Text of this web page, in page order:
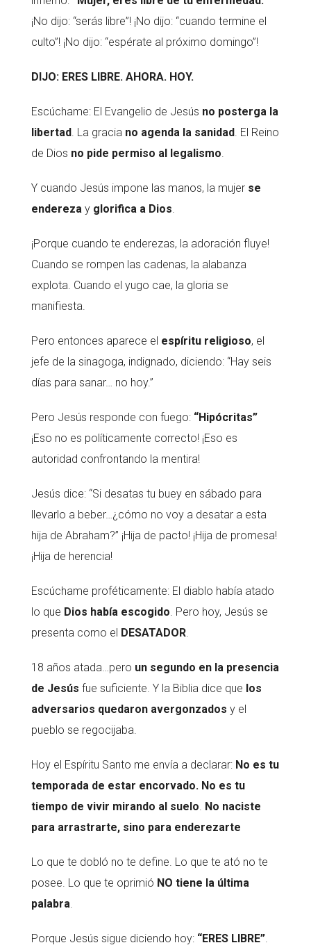
¡No dijo: “serás libre”! ¡No dijo: “cuando termine el
culto”! ¡No dijo: “espérate al próximo domingo”!
DIJO: ERES LIBRE. AHORA. HOY.
Escúchame: El Evangelio de Jesús no posterga la
libertad. La gracia no agenda la sanidad. El Reino
de Dios no pide permiso al legalismo.
Y cuando Jesús impone las manos, la mujer se
endereza y glorifica a Dios.
¡Porque cuando te enderezas, la adoración fluye!
Cuando se rompen las cadenas, la alabanza
explota. Cuando el yugo cae, la gloria se
manifiesta.
Pero entonces aparece el espíritu religioso, el
jefe de la sinagoga, indignado, diciendo: “Hay seis
días para sanar… no hoy.”
Pero Jesús responde con fuego: “Hipócritas”
¡Eso no es políticamente correcto! ¡Eso es
autoridad confrontando la mentira!
Jesús dice: “Si desatas tu buey en sábado para
llevarlo a beber…¿cómo no voy a desatar a esta
hija de Abraham?” ¡Hija de pacto! ¡Hija de promesa!
¡Hija de herencia!
Escúchame proféticamente: El diablo había atado
lo que Dios había escogido. Pero hoy, Jesús se
presenta como el DESATADOR.
18 años atada…pero un segundo en la presencia
de Jesús fue suficiente. Y la Biblia dice que los
adversarios quedaron avergonzados y el
pueblo se regocijaba.
Hoy el Espíritu Santo me envía a declarar: No es tu
temporada de estar encorvado. No es tu
tiempo de vivir mirando al suelo. No naciste
para arrastrarte, sino para enderezarte
Lo que te dobló no te define. Lo que te ató no te
posee. Lo que te oprimió NO tiene la última
palabra.
Porque Jesús sigue diciendo hoy: “ERES LIBRE”.